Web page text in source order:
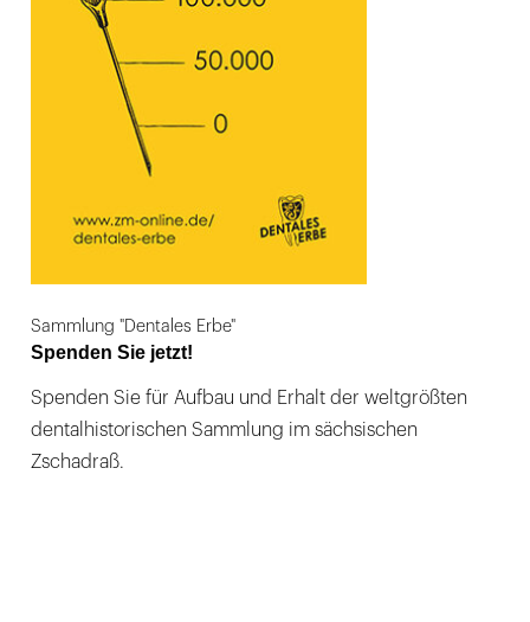
Sammlung "Dentales Erbe"
Spenden Sie jetzt!
Spenden Sie für Aufbau und Erhalt der weltgrößten
dentalhistorischen Sammlung im sächsischen
Zschadraß.